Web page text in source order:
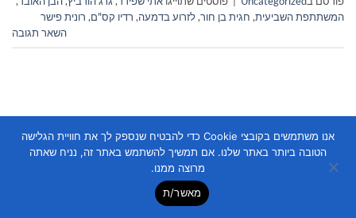
המשתתפת השביעית, חגית בן חור,לזרוע בדמעה, רדיו קס"ם, רונית פישר
השאר תגובה
Copyright 2026 ©
אנו משתמשים בקובצי Cookie כדי להבטיח שנספק לך את חוויית הגלישה
הטובה ביותר באתר שלנו. אם תמשיך להשתמש באתר זה, נניח שאתה
מרוצה ממנו.
מאשר/ת